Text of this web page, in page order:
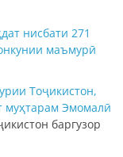
нисбати 271
маъмурӣ
Тоҷикистон,
муҳтарам Эмомалӣ
баргузор